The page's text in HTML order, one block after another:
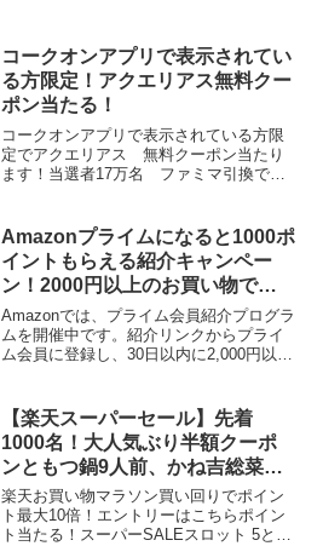
コークオンアプリで表示されてい
る方限定！アクエリアス無料クー
ポン当たる！
コークオンアプリで表示されている方限
定でアクエリアス 無料クーポン当たり
ます！当選者17万名 ファミマ引換で
スクロールしたらバナーあるかも。購入
レシートでLINEポ...
Amazonプライムになると1000ポ
イントもらえる紹介キャンペー
ン！2000円以上のお買い物で
1000ポイントもらえる
Amazonでは、プライム会員紹介プログラ
ムを開催中です。紹介リンクからプライ
ム会員に登録し、30日以内に2,000円以上
イム会員だったことがあると対象外で
す。各...
【楽天スーパーセール】先着
1000名！大人気ぶり半額クーポ
ンともつ鍋9人前、かね吉総菜お
まかせセット
楽天お買い物マラソン買い回りでポイン
ト最大10倍！エントリーはこちらポイン
ト当たる！スーパーSALEスロット 5と0